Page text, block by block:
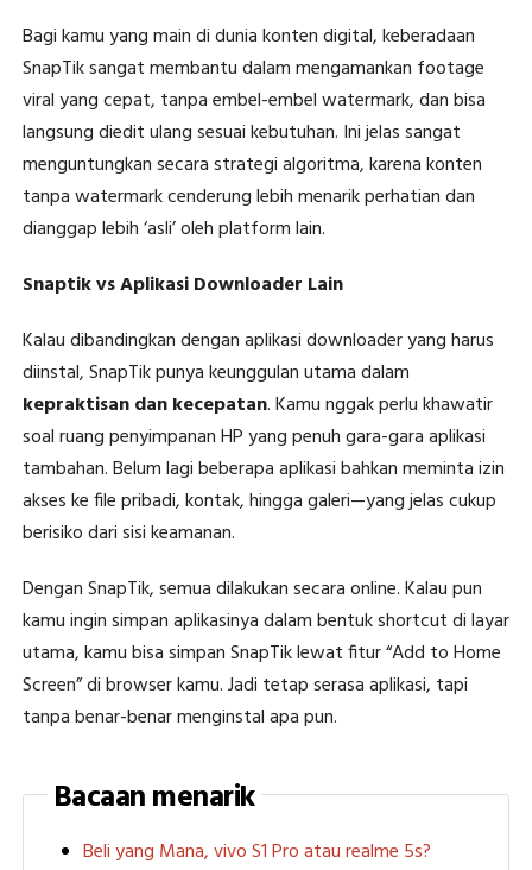
Bagi kamu yang main di dunia konten digital, keberadaan
SnapTik sangat membantu dalam mengamankan footage
viral yang cepat, tanpa embel-embel watermark, dan bisa
langsung diedit ulang sesuai kebutuhan. Ini jelas sangat
menguntungkan secara strategi algoritma, karena konten
tanpa watermark cenderung lebih menarik perhatian dan
dianggap lebih ‘asli’ oleh platform lain.
Snaptik vs Aplikasi Downloader Lain
Kalau dibandingkan dengan aplikasi downloader yang harus
diinstal, SnapTik punya keunggulan utama dalam
kepraktisan dan kecepatan. Kamu nggak perlu khawatir
soal ruang penyimpanan HP yang penuh gara-gara aplikasi
tambahan. Belum lagi beberapa aplikasi bahkan meminta izin
akses ke file pribadi, kontak, hingga galeri—yang jelas cukup
berisiko dari sisi keamanan.
Dengan SnapTik, semua dilakukan secara online. Kalau pun
kamu ingin simpan aplikasinya dalam bentuk shortcut di layar
utama, kamu bisa simpan SnapTik lewat fitur “Add to Home
Screen” di browser kamu. Jadi tetap serasa aplikasi, tapi
tanpa benar-benar menginstal apa pun.
Bacaan menarik
Beli yang Mana, vivo S1 Pro atau realme 5s?